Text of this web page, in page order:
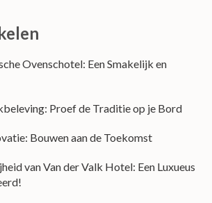
Ovenschotel: Een Smakelijk en
Proef de Traditie op je Bord
Bouwen aan de Toekomst
van Van der Valk Hotel: Een Luxueus